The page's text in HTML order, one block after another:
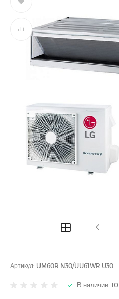
Артикул: UM60R.N30/UU61WR.U30
В наличии: 10